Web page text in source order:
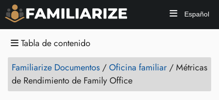
Español
Tabla de contenido
Familiarize Documentos /Oficina familiar /Métricas
de Rendimiento de Family Office